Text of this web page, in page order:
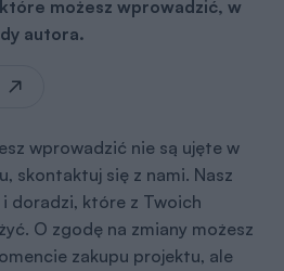
możesz wprowadzić, w
autora.
wprowadzić nie są ujęte w
skontaktuj się z nami. Nasz
doradzi, które z Twoich
O zgodę na zmiany możesz
zakupu projektu, ale